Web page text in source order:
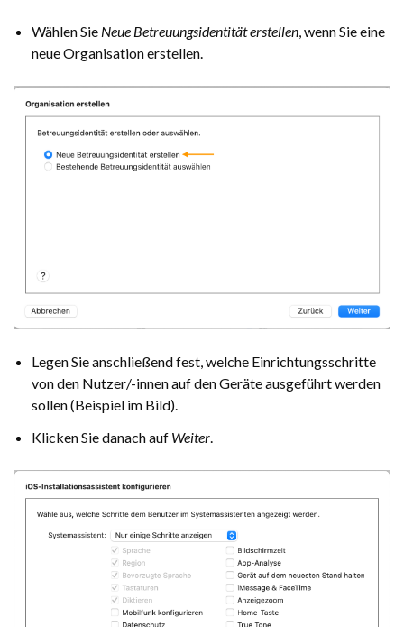
Wählen Sie Neue Betreuungsidentität erstellen, wenn Sie eine
neue Organisation erstellen.
Legen Sie anschließend fest, welche Einrichtungsschritte
von den Nutzer/-innen auf den Geräte ausgeführt werden
sollen (Beispiel im Bild).
Klicken Sie danach auf Weiter